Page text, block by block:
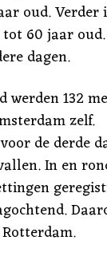
oud. Verder
60 jaar
dagen.
132
zelf.
de derde
In en